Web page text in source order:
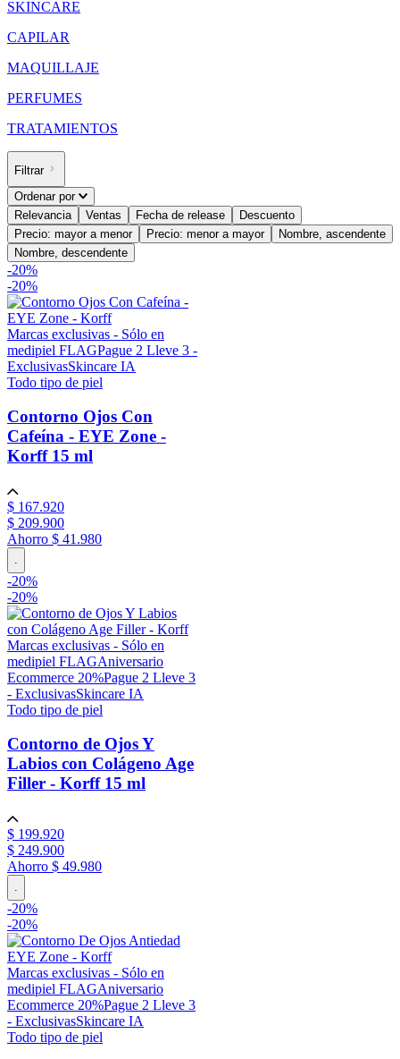
SKINCARE
CAPILAR
MAQUILLAJE
PERFUMES
TRATAMIENTOS
Filtrar
Ordenar por
Relevancia
Ventas Fecha de release
Descuento
Precio: mayor a menor
Precio: menor a mayor
Nombre, ascendente
Nombre, descendente
-20%
-20%
Marcas exclusivas - Sólo en
medipiel FLAGPague 2 Lleve 3 -
ExclusivasSkincare IA
Todo tipo de piel
Contorno Ojos Con
Cafeína - EYE Zone -
Korff 15 ml
$ 167.920
$ 209.900
Ahorro $ 41.980
.
-20%
-20%
Marcas exclusivas - Sólo en
medipiel FLAGAniversario
Ecommerce 20%Pague 2 Lleve 3
- ExclusivasSkincare IA
Todo tipo de piel
Contorno de Ojos Y
Labios con Colágeno Age
Filler - Korff 15 ml
$ 199.920
$ 249.900
Ahorro $ 49.980
.
-20%
-20%
Marcas exclusivas - Sólo en
medipiel FLAGAniversario
Ecommerce 20%Pague 2 Lleve 3
- ExclusivasSkincare IA
Todo tipo de piel